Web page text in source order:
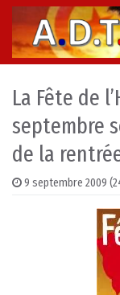
Skip to content
Main
La Fête de
septembre
de la
9 septembre 2009